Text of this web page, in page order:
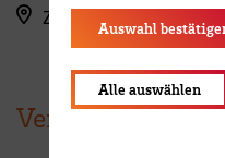
ZOOM (Zugangsdaten
Veranstaltungen
Auswahl
Alle auswählen